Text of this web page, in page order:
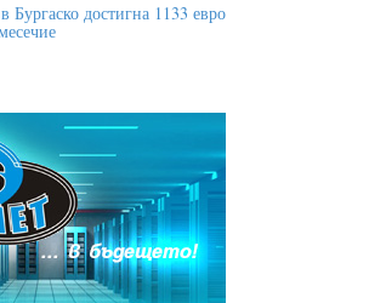
Бургаско достигна 1133 евро